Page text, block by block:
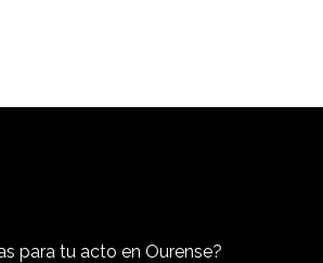
para tu acto en Ourense?